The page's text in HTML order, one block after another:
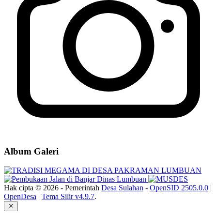
Album Galeri
Hak cipta © 2026 - Pemerintah Desa Sulahan - OpenSID 2505.0.0 |
OpenDesa | Tema Silir v4.9.7.